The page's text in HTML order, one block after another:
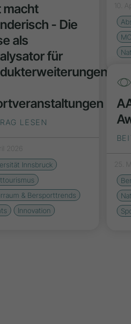
10.
macht
- Die
als
für
LESEN
2026
Innsbruck
& Bersporttrends
Innovation
25.